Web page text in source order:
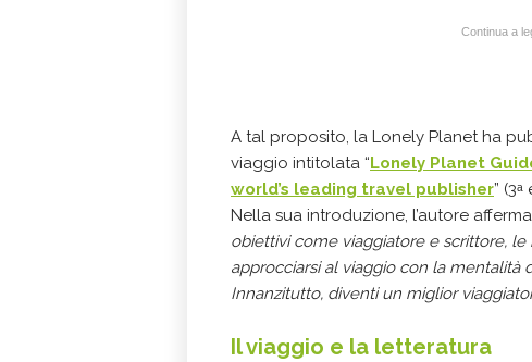
Continua a
A tal proposito, la Lonely Planet ha
viaggio intitolata “Lonely Planet
world’s leading travel publisher”
Nella sua introduzione, l’autore
obiettivi come viaggiatore e scrittore,
approcciarsi al viaggio con la mentalità
Innanzitutto, diventi un miglior
Il viaggio e la letteratura